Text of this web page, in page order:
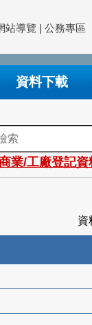
站導覽 | 公務專區
資料下載
業/工廠登記資
資